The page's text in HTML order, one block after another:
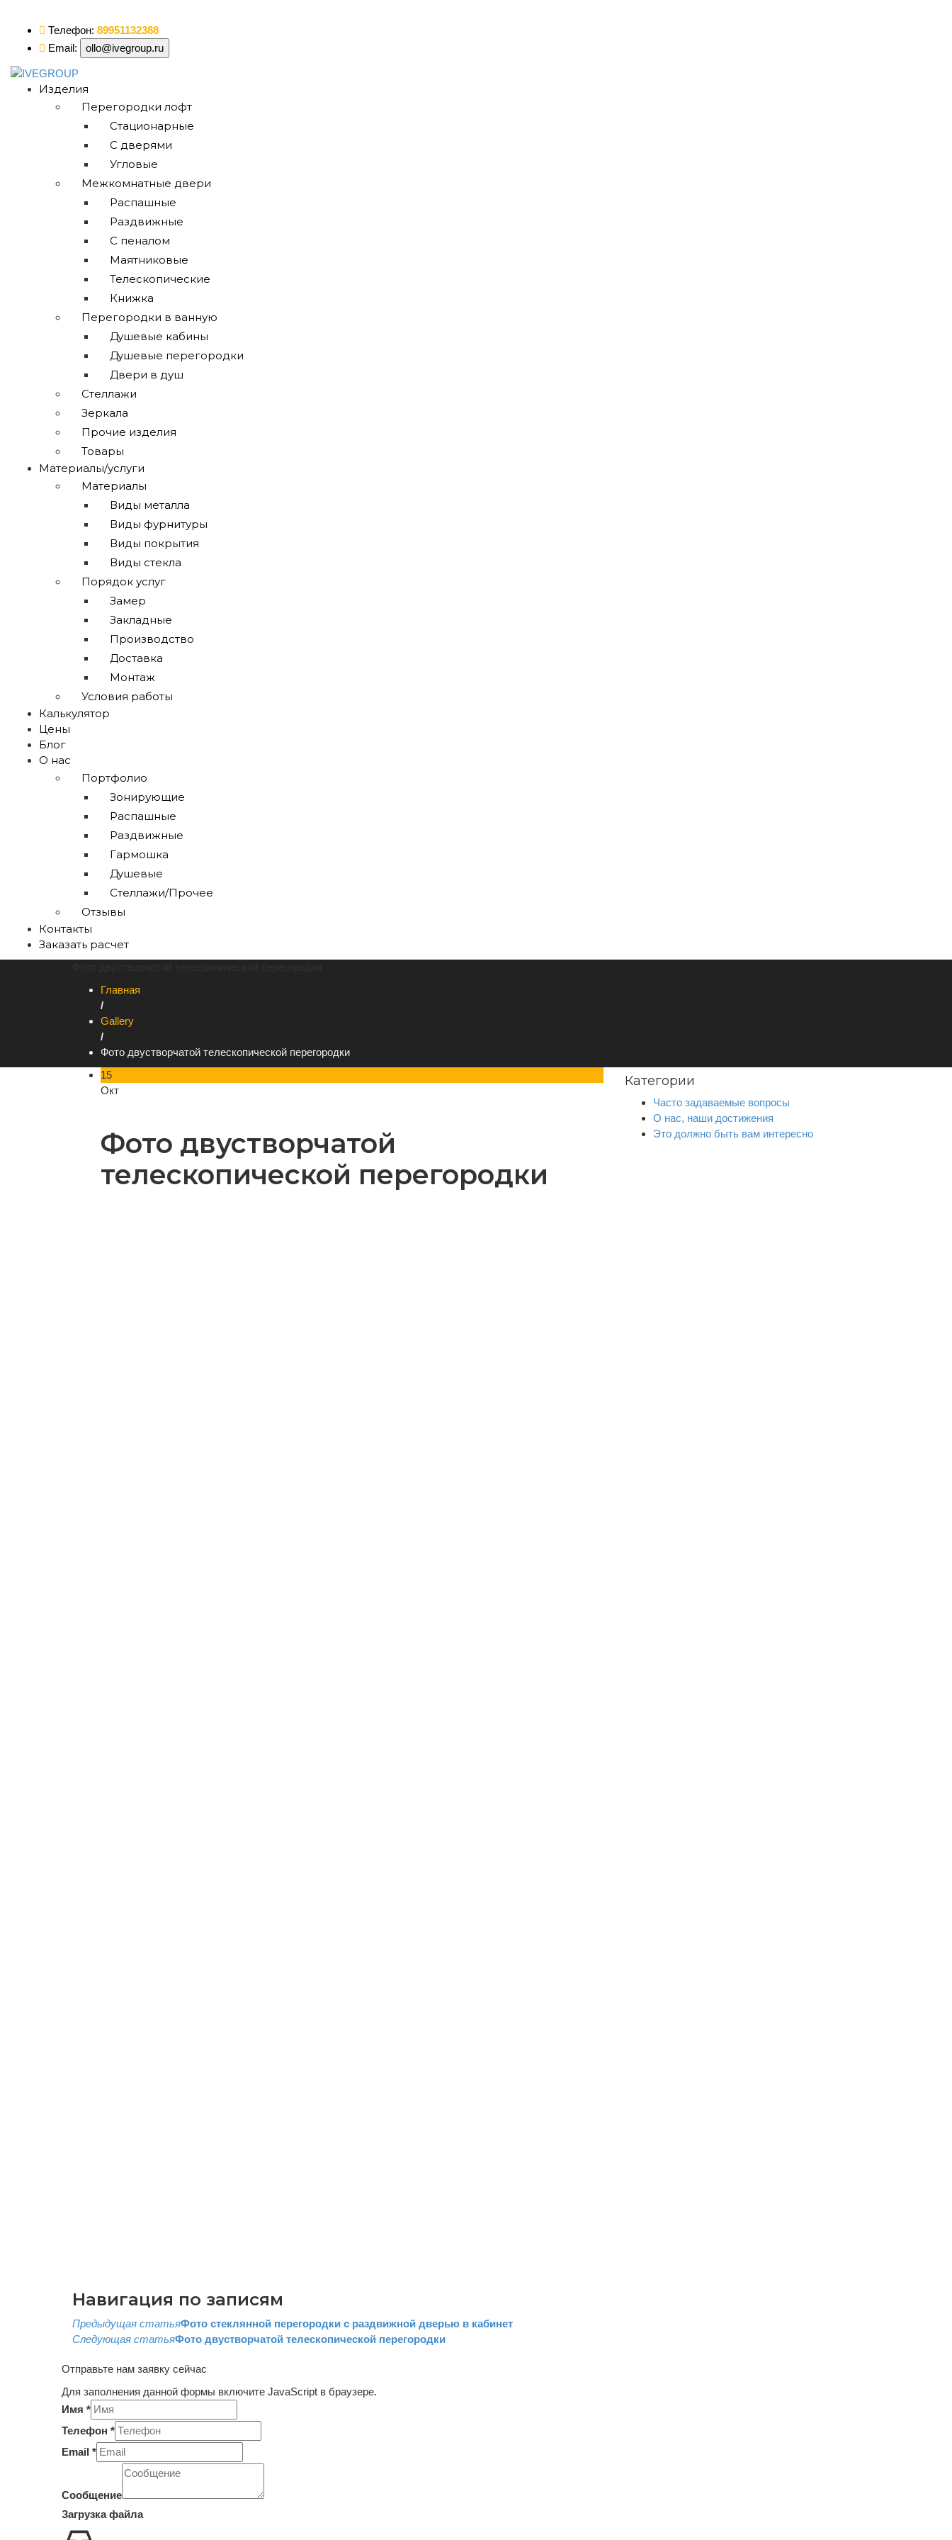
Телефон: 89951132388
Email:
ollo@ivegroup.ru
Изделия
Перегородки лофт
Стационарные
С дверями
Угловые
Межкомнатные двери
Распашные
Раздвижные
С пеналом
Маятниковые
Телескопические
Книжка
Перегородки в ванную
Душевые кабины
Душевые перегородки
Двери в душ
Стеллажи
Зеркала
Прочие изделия
Товары
Материалы/услуги
Материалы
Виды металла
Виды фурнитуры
Виды покрытия
Виды стекла
Порядок услуг
Замер
Закладные
Производство
Доставка
Монтаж
Условия работы
Калькулятор
Цены
Блог
О нас
Портфолио
Зонирующие
Распашные
Раздвижные
Гармошка
Душевые
Стеллажи/Прочее
Отзывы
Контакты
Заказать расчет
Главная
/
Gallery
/
Фото двустворчатой телескопической перегородки
15
Окт
Фото двустворчатой
телескопической перегородки
Категории
Часто задаваемые вопросы
О нас, наши достижения
Это должно быть вам интересно
Навигация по записям
Предыдущая статьяФото стеклянной перегородки с раздвижной дверью в кабинет
Следующая статьяФото двустворчатой телескопической перегородки
Отправьте нам заявку сейчас
Для заполнения данной формы включите JavaScript в браузере.
Имя *
Телефон *
Email *
Сообщение
Сообщение
Загрузка файла